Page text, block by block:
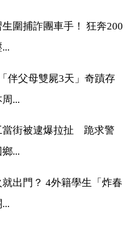
圍捕詐團車手！ 狂奔200
伴父母雙屍3天」奇蹟存
...
當街被逮爆拉扯 跪求警
鄉...
出門？ 4外籍學生「炸春